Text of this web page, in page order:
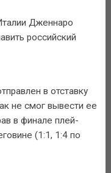
Дженнаро
российский
в отставку
не смог вывести ее
в финале плей-
(1:1, 1:4 по